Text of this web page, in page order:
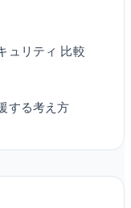
ュリティ 比較
する考え方